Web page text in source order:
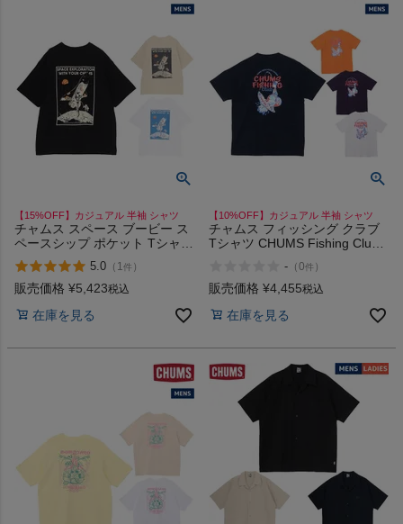
【15%OFF】カジュアル 半袖 シャツ
チャムス スペース ブービー ス
ペースシップ ポケット Tシャツ
CHUMS Space Booby
Spaceship Pocket T-Shirt
5.0 （ 1件 ）
販売価格 ¥5,423税込
在庫を見る
【10%OFF】カジュアル 半袖 シャツ
チャムス フィッシング クラブ
Tシャツ CHUMS Fishing Club
- （0件 ）
販売価格 ¥4,455税込
在庫を見る